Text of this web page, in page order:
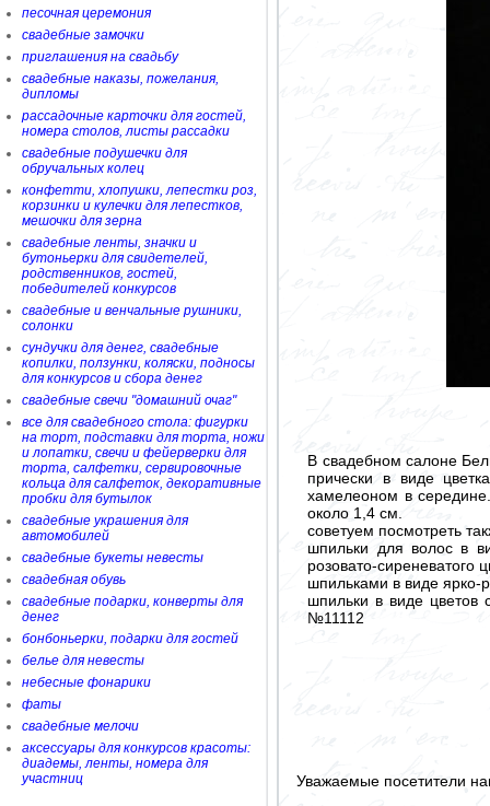
песочная церемония
свадебные замочки
приглашения на свадьбу
свадебные наказы, пожелания,
дипломы
рассадочные карточки для гостей,
номера столов, листы рассадки
свадебные подушечки для
обручальных колец
конфетти, хлопушки, лепестки роз,
корзинки и кулечки для лепестков,
мешочки для зерна
свадебные ленты, значки и
бутоньерки для свидетелей,
родственников, гостей,
победителей конкурсов
свадебные и венчальные рушники,
солонки
сундучки для денег, свадебные
копилки, ползунки, коляски, подносы
для конкурсов и сбора денег
свадебные свечи "домашний очаг"
все для свадебного стола: фигурки
на торт, подставки для торта, ножи
и лопатки, свечи и фейерверки для
торта, салфетки, сервировочные
кольца для салфеток, декоративные
пробки для бутылок
свадебные украшения для
автомобилей
свадебные букеты невесты
свадебная обувь
свадебные подарки, конверты для
денег
бонбоньерки, подарки для гостей
белье для невесты
небесные фонарики
фаты
свадебные мелочи
аксессуары для конкурсов красоты:
диадемы, ленты, номера для
участниц
В свадебном салоне
прически в виде
хамелеоном в
около 1,4 см.
советуем посмотреть
шпильки для волос в
розовато-
шпильками в виде ярко-
шпильки в виде цветов
№11112
Уважаемые посетители